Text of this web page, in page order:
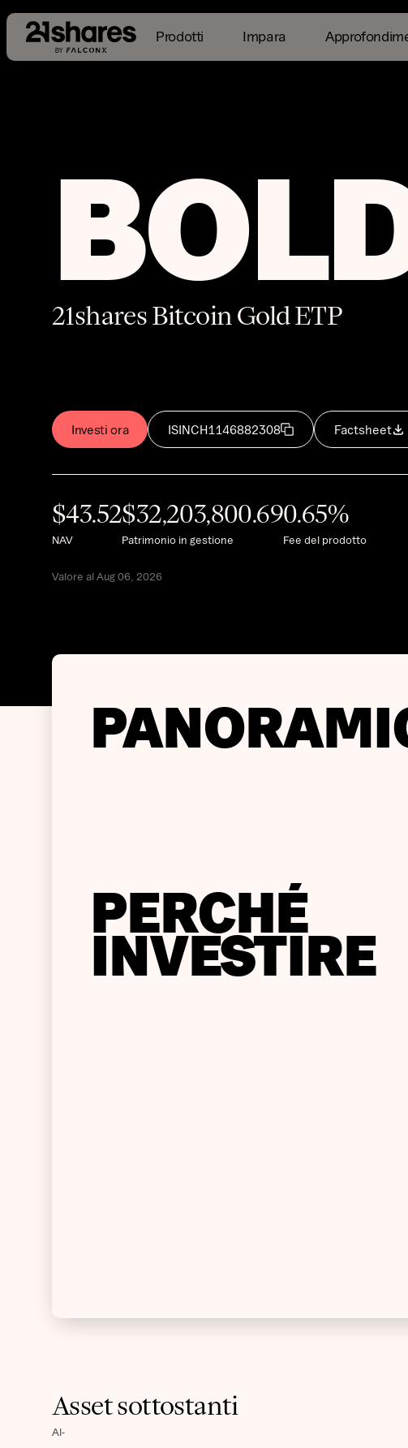
Prodotti Impara
21shares Bitcoin Gold ETP
Investi ora ISINCH1146882308 Factsheet
$43.52
NAV
$32,203,800.69
Patrimonio in gestione
0.65%
Fee del prodotto
Valore al Aug 06, 2026
PERCHÉ
INVESTIRE
Asset sottostanti
Al-